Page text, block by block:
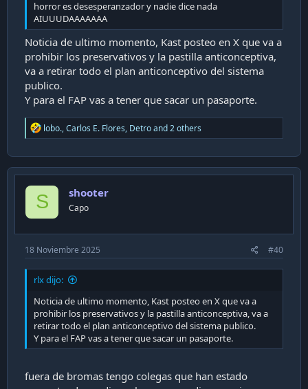
horror es desesperanzador y nadie dice nada
AIUUUDAAAAAAA
Noticia de ultimo momento, Kast posteo en X que va a
prohibir los preservativos y la pastilla anticonceptiva,
va a retirar todo el plan anticonceptivo del sistema
publico.
Y para el FAP vas a tener que sacar un pasaporte.
R
e
c
t
o
n
lobo.,Carlos E. Flores, Detroand 2 others
S shooter
Capo
18 Noviembre 2025 #40
rlx dijo:
Noticia de ultimo momento, Kast posteo en X que va a
prohibir los preservativos y la pastilla anticonceptiva, va a
retirar todo el plan anticonceptivo del sistema publico.
Y para el FAP vas a tener que sacar un pasaporte.
fuera de bromas tengo colegas que han estado